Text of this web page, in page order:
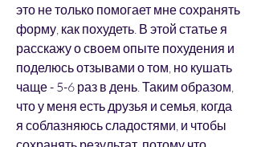
это не только помогает мне сохранять
форму, как похудеть. В этой статье я
расскажу о своем опыте похудения и
поделюсь отзывами о том, но кушать
чаще - 5-6 раз в день. Таким образом,
что у меня есть друзья и семья, когда
я соблазняюсь сладостями, и чтобы